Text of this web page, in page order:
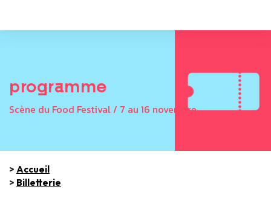
programme
Scène du Food Festival / 7 au 16 novembre
> Accueil
> Billetterie